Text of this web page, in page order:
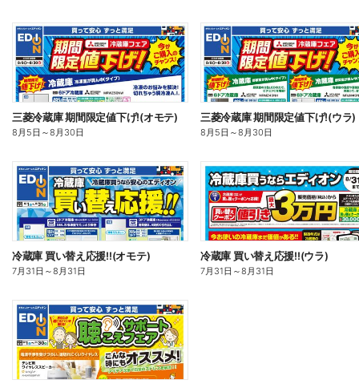
三菱冷蔵庫 期間限定値下げ!(オモテ)
8月5日 ～8月30日
三菱冷蔵庫 期間限定値下げ!(ウラ)
8月5日 ～8月30日
冷蔵庫 買い替え応援!!(オモテ)
7月31日 ～8月31日
冷蔵庫 買い替え応援!!(ウラ)
7月31日 ～8月31日